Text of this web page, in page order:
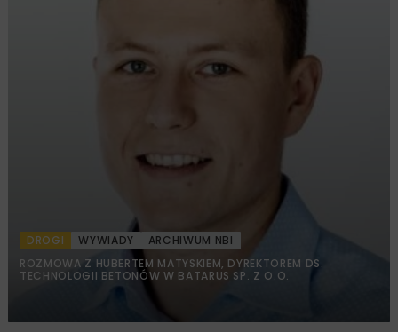
DROGI WYWIADY
ARCHIWUM NBI
ROZMOWA Z HUBERTEM MATYSKIEM, DYREKTOREM DS.
TECHNOLOGII BETONÓW W BATARUS SP. Z O.O.